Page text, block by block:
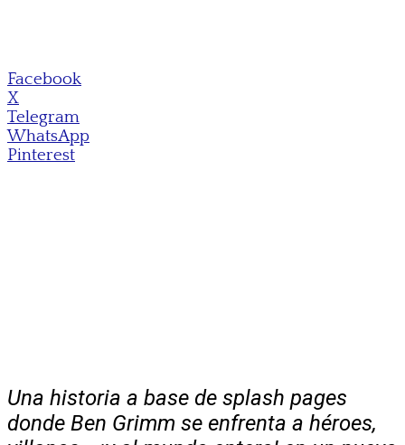
Facebook
X
Telegram
WhatsApp
Pinterest
Una historia a base de splash pages
donde Ben Grimm se enfrenta a héroes,